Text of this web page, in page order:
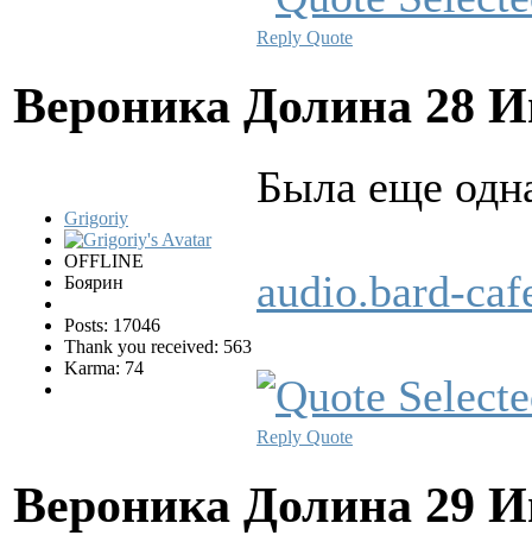
Reply Quote
Вероника Долина 28
Grigoriy
OFFLINE
Боярин
Posts: 17046
Thank you received: 563
Karma: 74
Была еще
audio.bard-
Reply Quote
Вероника Долина 29